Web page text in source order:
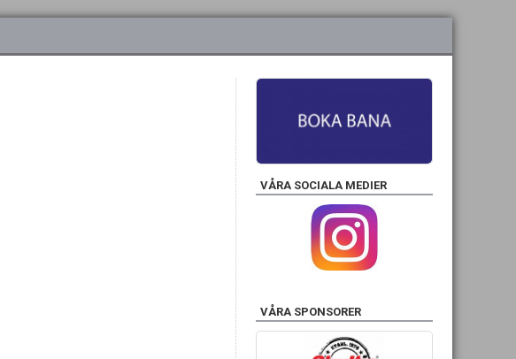
VÅRA SOCIALA MEDIER
VÅRA SPONSORER